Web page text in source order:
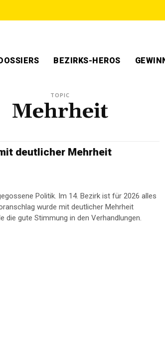
BEZIRKS-HEROS
TOPIC
Mehrheit
deutlicher Mehrheit
Politik. Im 14. Bezirk ist für 2026 alles
wurde mit deutlicher Mehrheit
die gute Stimmung in den Verhandlungen.